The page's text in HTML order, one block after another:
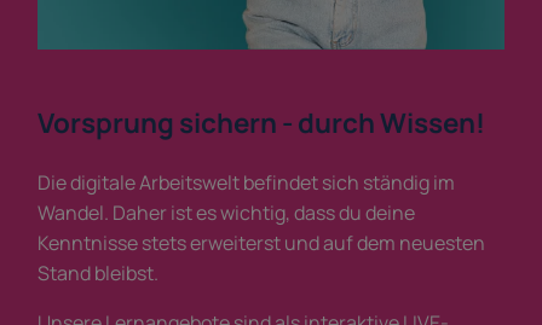
Vorsprung sichern - durch Wissen!
Die digitale Arbeitswelt befindet sich ständig im
Wandel. Daher ist es wichtig, dass du deine
Kenntnisse stets erweiterst und auf dem neuesten
Stand bleibst.